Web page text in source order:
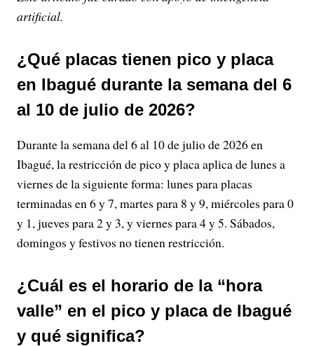
artificial.
¿Qué placas tienen pico y placa
en Ibagué durante la semana del 6
al 10 de julio de 2026?
Durante la semana del 6 al 10 de julio de 2026 en
Ibagué, la restricción de pico y placa aplica de lunes a
viernes de la siguiente forma: lunes para placas
terminadas en 6 y 7, martes para 8 y 9, miércoles para 0
y 1, jueves para 2 y 3, y viernes para 4 y 5. Sábados,
domingos y festivos no tienen restricción.
¿Cuál es el horario de la “hora
valle” en el pico y placa de Ibagué
y qué significa?